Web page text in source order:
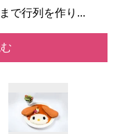
で行列を作り...